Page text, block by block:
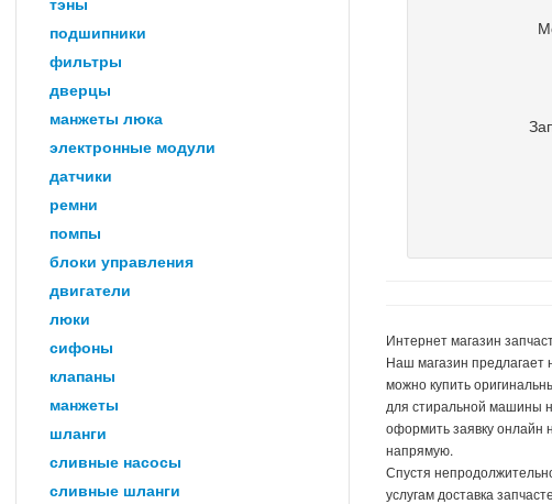
подшипники
фильтры
дверцы
манжеты люка
электронные модули
датчики
ремни
помпы
блоки управления
двигатели
люки
сифоны
клапаны
манжеты
шланги
сливные насосы
сливные шланги
Интернет магазин
Наш магазин предлагает
можно купить
для стиральной машины
оформить заявку онлайн
напрямую.
Спустя
услугам доставка